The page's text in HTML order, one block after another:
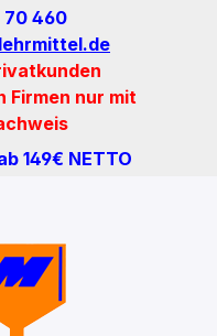
70 460
Firmen nur mit
149€ NETTO